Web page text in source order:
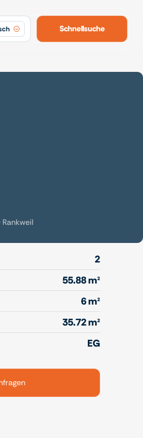
Schnellsuche
2
55.88 m²
6 m²
35.72 m²
EG